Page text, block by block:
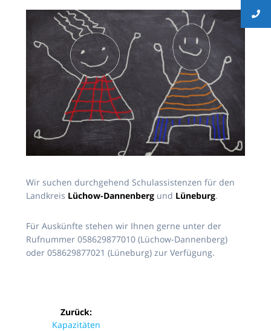
Wir suchen durchgehend Schulassistenzen für den
Landkreis Lüchow-Dannenberg und Lüneburg.
Für Auskünfte stehen wir Ihnen gerne unter der
Rufnummer 058629877010 (Lüchow-Dannenberg)
oder 058629877021 (Lüneburg) zur Verfügung.
Beitragsnavigation
Zurück:
Vorheriger
Kapazitäten